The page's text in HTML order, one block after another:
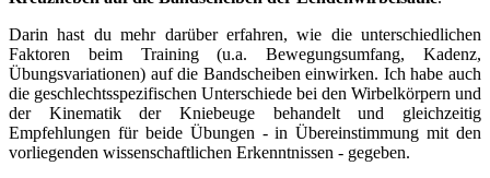
Darin hast du mehr darüber erfahren, wie die unterschiedlichen
Faktoren beim Training (u.a. Bewegungsumfang, Kadenz,
Übungsvariationen) auf die Bandscheiben einwirken. Ich habe auch
die geschlechtsspezifischen Unterschiede bei den Wirbelkörpern und
der Kinematik der Kniebeuge behandelt und gleichzeitig
Empfehlungen für beide Übungen - in Übereinstimmung mit den
vorliegenden wissenschaftlichen Erkenntnissen - gegeben.